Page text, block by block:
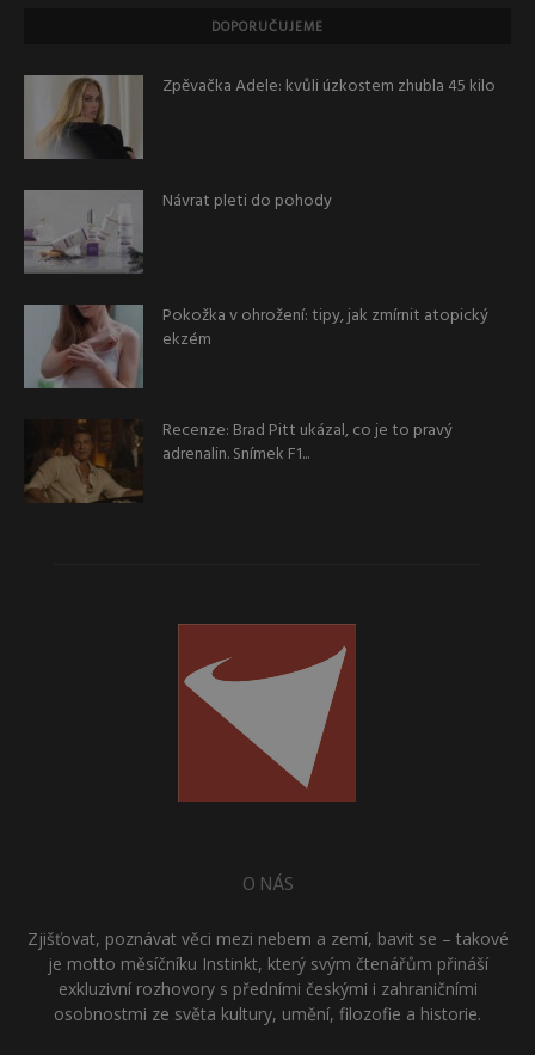
DOPORUČUJEME
Zpěvačka Adele: kvůli úzkostem zhubla 45 kilo
Návrat pleti do pohody
Pokožka v ohrožení: tipy, jak zmírnit atopický
ekzém
Recenze: Brad Pitt ukázal, co je to pravý
adrenalin. Snímek F1...
O NÁS
Zjišťovat, poznávat věci mezi nebem a zemí, bavit se – takové
je motto měsíčníku Instinkt, který svým čtenářům přináší
exkluzivní rozhovory s předními českými i zahraničními
osobnostmi ze světa kultury, umění, filozofie a historie.